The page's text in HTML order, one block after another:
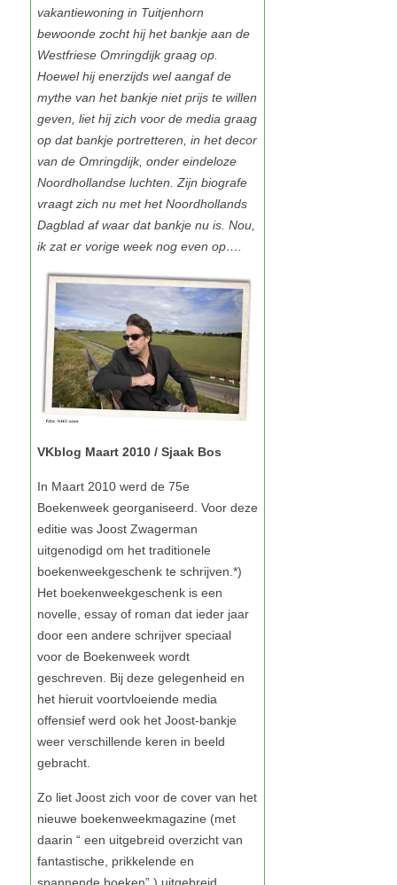
vakantiewoning in Tuitjenhorn
bewoonde zocht hij het bankje aan de
Westfriese Omringdijk graag op.
Hoewel hij enerzijds wel aangaf de
mythe van het bankje niet prijs te willen
geven, liet hij zich voor de media graag
op dat bankje portretteren, in het decor
van de Omringdijk, onder eindeloze
Noordhollandse luchten. Zijn biografe
vraagt zich nu met het Noordhollands
Dagblad af waar dat bankje nu is. Nou,
ik zat er vorige week nog even op….
VKblog Maart 2010 / Sjaak Bos